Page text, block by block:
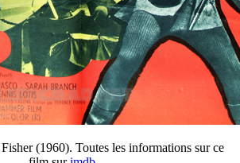
(1960). Toutes les informations sur ce